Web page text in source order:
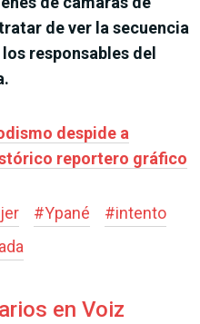
de ver la secuencia
responsables del
despide a
reportero gráfico
#Ypané #intento
en Voiz